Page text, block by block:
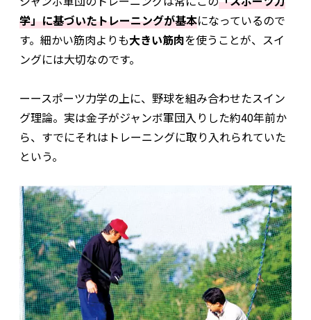
学」に基づいたトレーニングが基本になっているので
す。細かい筋肉よりも大きい筋肉を使うことが、スイ
ングには大切なのです。
ーースポーツ力学の上に、野球を組み合わせたスイン
グ理論。実は金子がジャンボ軍団入りした約40年前か
ら、すでにそれはトレーニングに取り入れられていた
という。